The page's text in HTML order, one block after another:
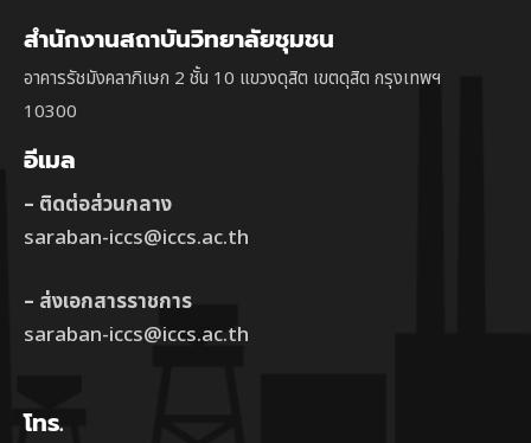
สำนักงานสถาบันวิทยาลัยชุมชน
อาคารรัชมังคลาภิเษก 2 ชั้น 10 แขวงดุสิต เขตดุสิต กรุงเทพฯ
10300
อีเมล
– ติดต่อส่วนกลาง
saraban-iccs@iccs.ac.th
– ส่งเอกสารราชการ
saraban-iccs@iccs.ac.th
โทร.